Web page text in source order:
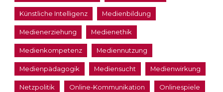
Künstliche Intelligenz Medienbildung
Medienerziehung Medienethik
Medienkompetenz Mediennutzung
Medienpädagogik Mediensucht Medienwirkung
Netzpolitik Online-Kommunikation Onlinespiele